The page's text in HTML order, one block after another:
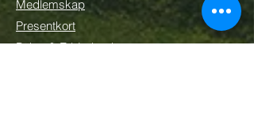
Medlemskap
Presentkort
Paket & Erbjudanden